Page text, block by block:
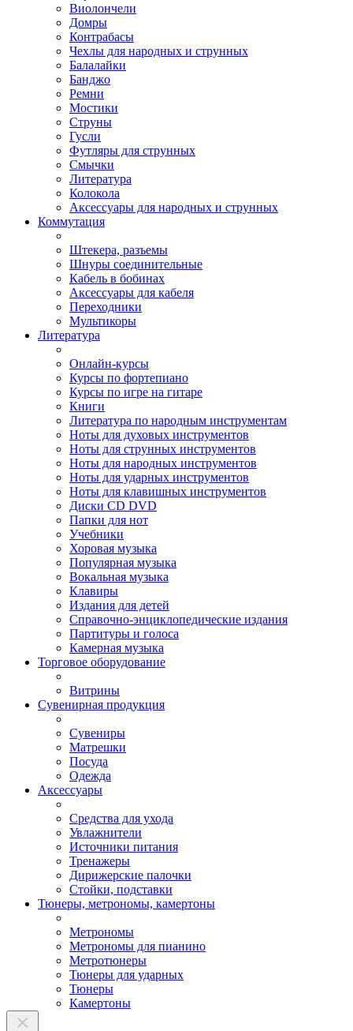
Виолончели
Домры
Контрабасы
Чехлы для народных и струнных
Балалайки
Банджо
Ремни
Мостики
Струны
Гусли
Футляры для струнных
Смычки
Литература
Колокола
Аксессуары для народных и струнных
Коммутация
Штекера, разъемы
Шнуры соединительные
Кабель в бобинах
Аксессуары для кабеля
Переходники
Мультикоры
Литература
Онлайн-курсы
Курсы по фортепиано
Курсы по игре на гитаре
Книги
Литература по народным инструментам
Ноты для духовых инструментов
Ноты для струнных инструментов
Ноты для народных инструментов
Ноты для ударных инструментов
Ноты для клавишных инструментов
Диски CD DVD
Папки для нот
Учебники
Хоровая музыка
Популярная музыка
Вокальная музыка
Клавиры
Издания для детей
Справочно-энциклопедические издания
Партитуры и голоса
Камерная музыка
Торговое оборудование
Витрины
Сувенирная продукция
Сувениры
Матрешки
Посуда
Одежда
Аксессуары
Средства для ухода
Увлажнители
Источники питания
Тренажеры
Дирижерские палочки
Стойки, подставки
Тюнеры, метрономы, камертоны
Метрономы
Метрономы для пианино
Метротюнеры
Тюнеры для ударных
Тюнеры
Камертоны